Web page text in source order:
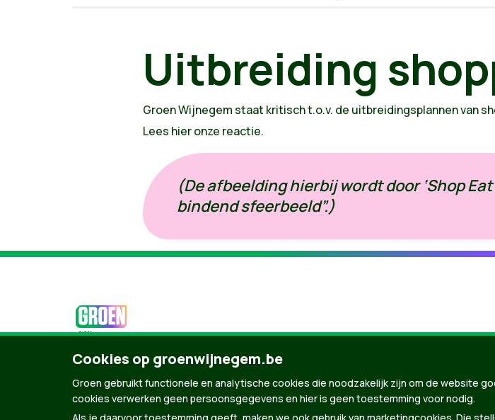
Uitbreiding
Groen Wijnegem staat kritisch t.o.v. de uitbreidingsplannen van
Lees hier onze reactie.
(De afbeelding hierbij wordt door ‘Shop
bindend sfeerbeeld”.)
© Copyright Groen 2026 | Gemaakt metNationBuilder| Gebouwd door Tectonica
Cookies op groenwijnegem.be
Groen gebruikt functionele en analytische cookies die noodzakelijk zijn om de website
cookies verwerken geen persoonsgegevens en hier is geen toestemming voor nodig.